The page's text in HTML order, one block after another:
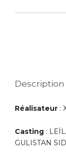
Description
Réalisateur :
Casting :
GULISTAN